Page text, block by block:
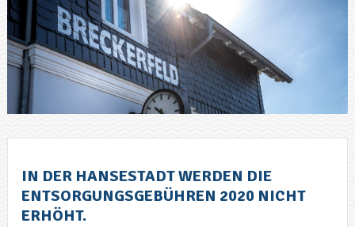
IN DER HANSESTADT WERDEN DIE
ENTSORGUNGSGEBÜHREN 2020 NICHT
ERHÖHT.